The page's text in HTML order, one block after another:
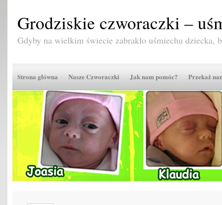
Grodziskie czworaczki –
Gdyby na wielkim świecie zabrakło uśmiechu dziecka,
Strona główna Nasze Czworaczki Jak nam pomóc? Przekaż